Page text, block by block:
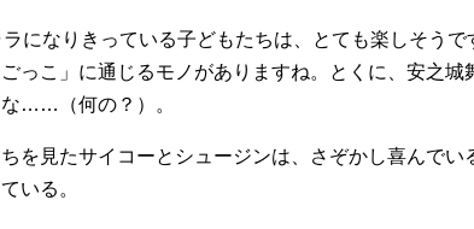
ラになりきっている子どもたちは、とても楽しそう
っこ」に通じるモノがありますね。とくに、安之城
……（何の？）。
を見たサイコーとシュージンは、さぞかし喜んで
いる。